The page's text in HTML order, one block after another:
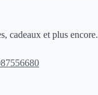
cadeaux et plus encore.